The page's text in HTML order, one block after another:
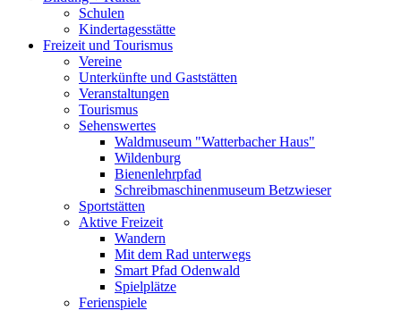
Schulen
Kindertagesstätte
Freizeit und Tourismus
Vereine
Unterkünfte und Gaststätten
Veranstaltungen
Tourismus
Sehenswertes
Waldmuseum "Watterbacher Haus"
Wildenburg
Bienenlehrpfad
Schreibmaschinenmuseum Betzwieser
Sportstätten
Aktive Freizeit
Wandern
Mit dem Rad unterwegs
Smart Pfad Odenwald
Spielplätze
Ferienspiele